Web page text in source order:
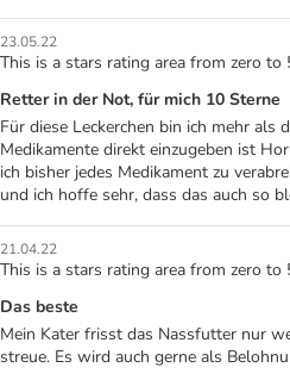
23.05.22
This is a stars rating area from zero to
Retter in der Not, für mich 10 Sterne
Für diese Leckerchen bin ich mehr als
Medikamente direkt einzugeben ist
ich bisher jedes Medikament zu
und ich hoffe sehr, dass das auch so
21.04.22
This is a stars rating area from zero to
Das beste
Mein Kater frisst das Nassfutter nur
streue. Es wird auch gerne als